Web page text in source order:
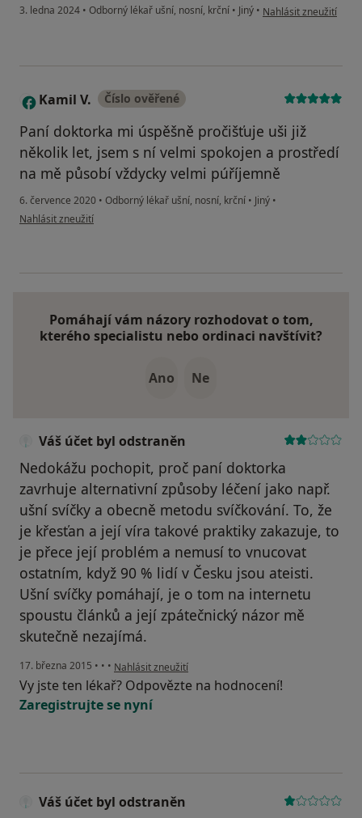
3. ledna 2024 • Odborný lékař ušní, nosní, krční • Jiný • podle názoru uživatele
Nahlásit zneužití
K Kamil V. Číslo ověřené
Paní doktorka mi úspěšně pročišťuje uši již
několik let, jsem s ní velmi spokojen a prostředí
na mě působí vždycky velmi púříjemně
6. července 2020 • Odborný lékař ušní, nosní, krční • Jiný •
podle názoru uživatele Kamil V.
Nahlásit zneužití
Pomáhají vám názory rozhodovat o tom,
kterého specialistu nebo ordinaci navštívit?
Ano Ne
Váš účet byl odstraněn
Nedokážu pochopit, proč paní doktorka
zavrhuje alternativní způsoby léčení jako např.
ušní svíčky a obecně metodu svíčkování. To, že
je křesťan a její víra takové praktiky zakazuje, to
je přece její problém a nemusí to vnucovat
ostatním, když 90 % lidí v Česku jsou ateisti.
Ušní svíčky pomáhají, je o tom na internetu
spoustu článků a její zpátečnický názor mě
skutečně nezajímá.
17. března 2015 • • • podle názoru uživatele Váš účet byl odstraněn
Nahlásit zneužití
Vy jste ten lékař? Odpovězte na hodnocení!
Zaregistrujte se nyní
Váš účet byl odstraněn